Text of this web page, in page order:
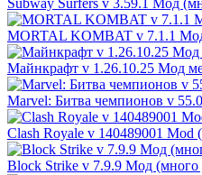
Subway Surfers v 3.59.1 Мод
MORTAL KOMBAT v 7.1.1
Майнкрафт v 1.26.10.25 Мод
Marvel: Битва чемпионов v
Clash Royale v 140489001 Mod
Block Strike v 7.9.9 Мод (много